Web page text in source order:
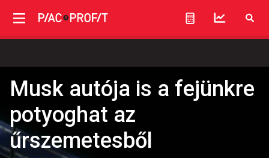
Musk autója is a fejünkre
potyoghat az
űrszemetesből